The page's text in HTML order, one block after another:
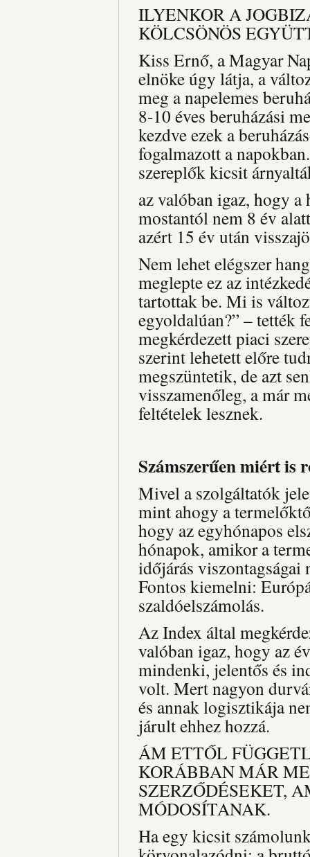
ILYENKOR A
KÖLCSÖNÖS
Kiss Ernő, a Magyar
elnöke úgy látja, a
meg a napelemes
8-10 éves beruházási
kezdve ezek a
fogalmazott a
szereplők kicsit
az valóban igaz, hogy
mostantól nem 8 év
azért 15 év után
Nem lehet elégszer
meglepte ez az
tartottak be. Mi is
egyoldalúan?” – tették
megkérdezett piaci
szerint lehetett előre
megszüntetik, de azt
visszamenőleg, a már
feltételek lesznek.
Számszerűen miért is
Mivel a szolgáltatók
mint ahogy a
hogy az egyhónapos
hónapok, amikor a
időjárás
Fontos kiemelni:
szaldóelszámolás.
Az Index által
valóban igaz, hogy az
mindenki, jelentős és
volt. Mert nagyon
és annak logisztikája
járult ehhez hozzá.
ÁM ETTŐL
KORÁBBAN MÁR
SZERZŐDÉSEKET,
MÓDOSÍTANAK.
Ha egy kicsit